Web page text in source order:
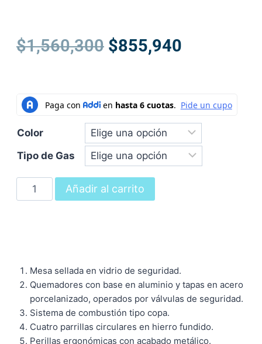
$1,560,300 $855,940
Color
Tipo de Gas
Añadir al carrito
Mesa sellada en vidrio de seguridad.
Quemadores con base en aluminio y tapas en acero
porcelanizado, operados por válvulas de seguridad.
Sistema de combustión tipo copa.
Cuatro parrillas circulares en hierro fundido.
Perillas ergonómicas con acabado metálico.